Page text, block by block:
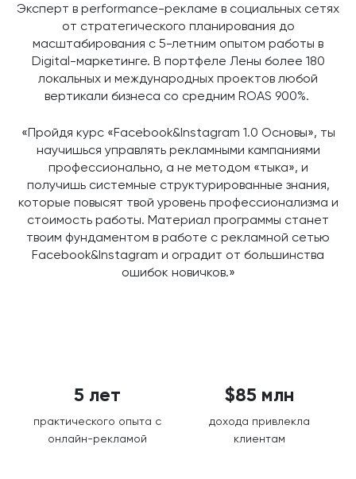
Эксперт в performance-рекламе в социальных сетях
от стратегического планирования до
масштабирования с 5-летним опытом работы в
Digital-маркетинге. В портфеле Лены более 180
локальных и международных проектов любой
вертикали бизнеса со средним ROAS 900%.
«Пройдя курс «Facebook&Instagram 1.0 Основы», ты
научишься управлять рекламными кампаниями
профессионально, а не методом «тыка», и
получишь системные структурированные знания,
которые повысят твой уровень профессионализма и
стоимость работы. Материал программы станет
твоим фундаментом в работе с рекламной сетью
Facebook&Instagram и оградит от большинства
ошибок новичков.»
5 лет
практического опыта с
онлайн-рекламой
$85 млн
дохода привлекла
клиентам